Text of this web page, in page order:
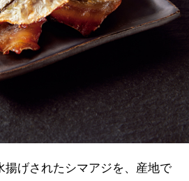
揚げされたシマアジを、産地で